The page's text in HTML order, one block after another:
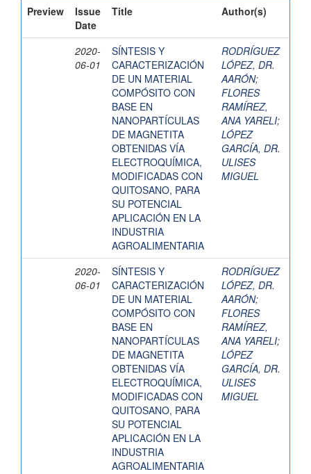
Preview
Issue
Date
Title Author(s)
2020-
06-01
SÍNTESIS Y
CARACTERIZACIÓN
DE UN MATERIAL
COMPÓSITO CON
BASE EN
NANOPARTÍCULAS
DE MAGNETITA
OBTENIDAS VÍA
ELECTROQUÍMICA,
MODIFICADAS CON
QUITOSANO, PARA
SU POTENCIAL
APLICACIÓN EN LA
INDUSTRIA
AGROALIMENTARIA
RODRÍGUEZ
LÓPEZ, DR.
AARÓN;
FLORES
RAMÍREZ,
ANA YARELI;
LÓPEZ
GARCÍA, DR.
ULISES
MIGUEL
2020-
06-01
SÍNTESIS Y
CARACTERIZACIÓN
DE UN MATERIAL
COMPÓSITO CON
BASE EN
NANOPARTÍCULAS
DE MAGNETITA
OBTENIDAS VÍA
ELECTROQUÍMICA,
MODIFICADAS CON
QUITOSANO, PARA
SU POTENCIAL
APLICACIÓN EN LA
INDUSTRIA
AGROALIMENTARIA
RODRÍGUEZ
LÓPEZ, DR.
AARÓN;
FLORES
RAMÍREZ,
ANA YARELI;
LÓPEZ
GARCÍA, DR.
ULISES
MIGUEL